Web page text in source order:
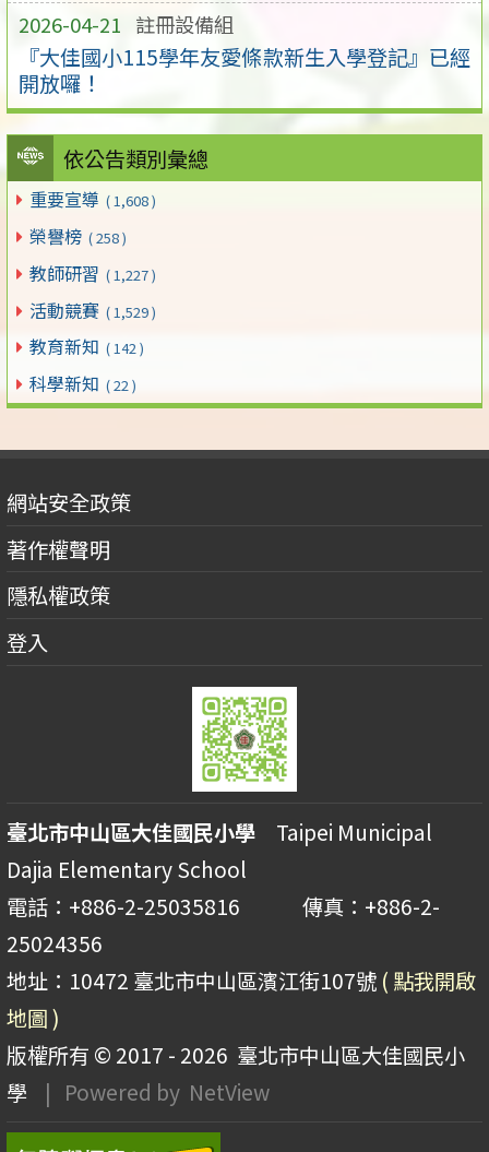
2026-04-21 註冊設備組
『大佳國小115學年友愛條款新生入學登記』已經
開放囉！
依公告類別彙總
重要宣導 ( 1,608 )
榮譽榜 ( 258 )
教師研習 ( 1,227 )
活動競賽 ( 1,529 )
教育新知 ( 142 )
科學新知 ( 22 )
網站安全政策
著作權聲明
隱私權政策
登入
臺北市中山區大佳國民小學 Taipei Municipal
Dajia Elementary School
電話：+886-2-25035816 傳真：+886-2-
25024356
地址：10472 臺北市中山區濱江街107號 ( 點我開啟
地圖 )
版權所有 © 2017 - 2026 臺北市中山區大佳國民小
學
| Powered by NetView